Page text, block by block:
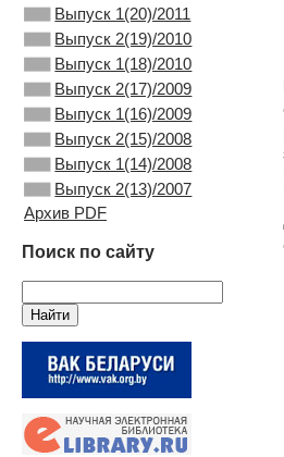
Выпуск 1(20)/2011
Выпуск 2(19)/2010
Выпуск 1(18)/2010
Выпуск 2(17)/2009
Выпуск 1(16)/2009
Выпуск 2(15)/2008
Выпуск 1(14)/2008
Выпуск 2(13)/2007
Архив PDF
Поиск по сайту